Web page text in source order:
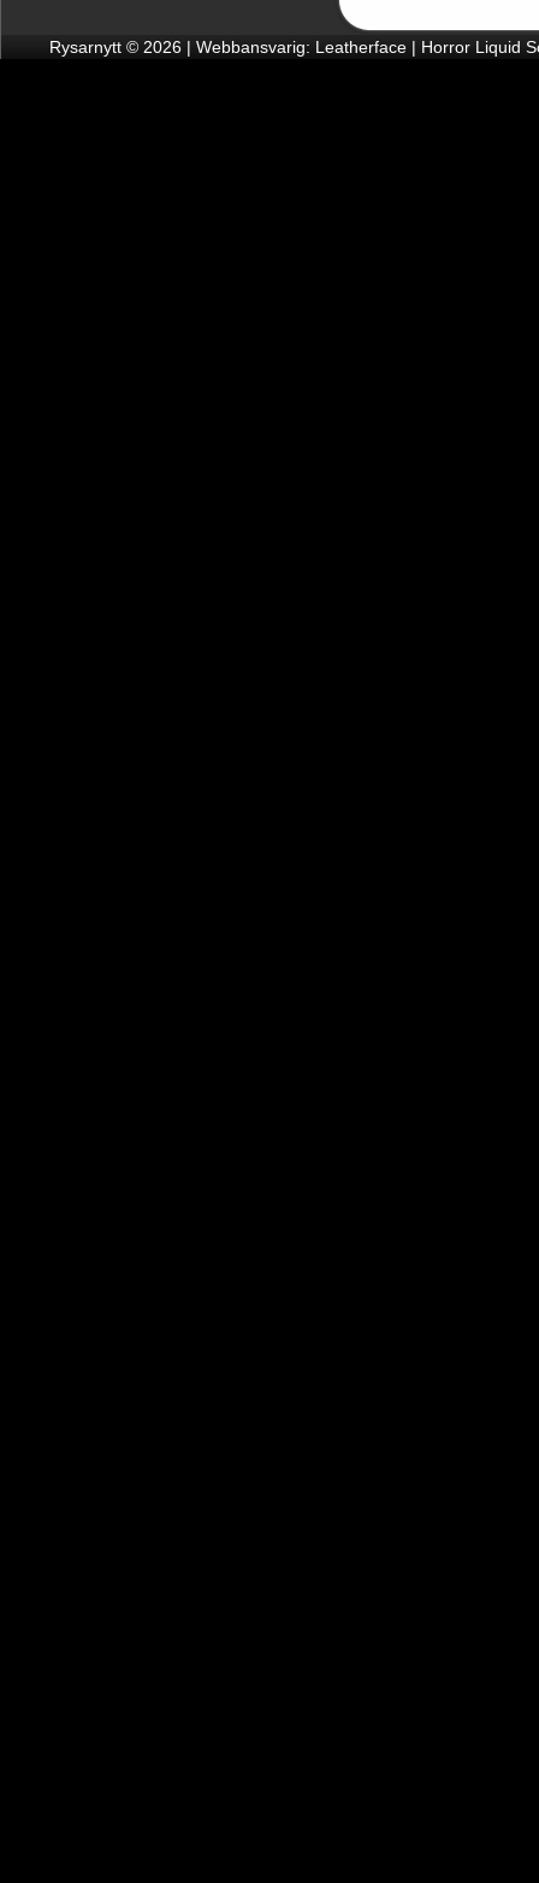
Rysarnytt © 2026 | Webbansvarig: Leatherface | Horror Liquid